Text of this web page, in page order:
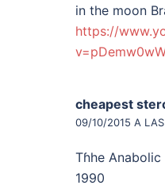
in the moon
https://
cheapest
09/10/2015 A
Tɦhe
1990